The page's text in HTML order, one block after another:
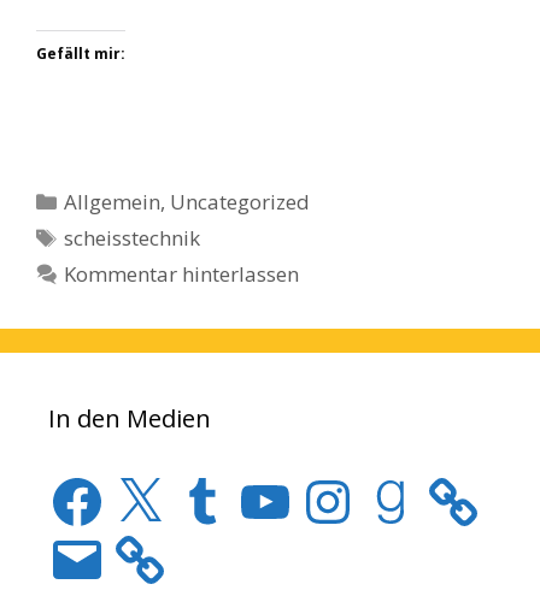
Gefällt mir:
Kategorien
Allgemein, Uncategorized
Schlagwörter
scheisstechnik
Kommentar hinterlassen
In den Medien
Facebook
X TumblrYouTubeInstagramGoodreads
E-
Mail